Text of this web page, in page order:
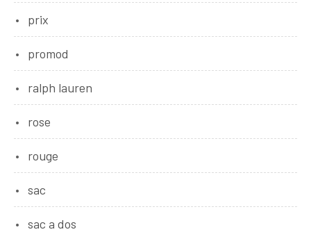
prix
promod
ralph lauren
rose
rouge
sac
sac a dos